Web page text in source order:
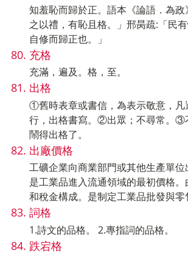
知羞恥而歸於正。語本《論語．為
之以禮，有恥且格。」邢昺疏:「民
自修而歸正也。」
充格
充滿，遍及。格，至。
出格
①舊時表章或書信，為表示敬意，凡
行，出格書寫。②出眾；不尋常。③
鬧得出格了。
出廠價格
工礦企業向商業部門或其他生產單位
是工業品進入流通領域的最初價格
和稅金構成。是制定工業品批發與零
詞格
1.詩文的品格。 2.專指詞的品格。
跌宕格